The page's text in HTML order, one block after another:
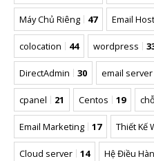
Máy Chủ Riêng 47 Email
colocation 44 wordpress
DirectAdmin 30 email server
cpanel 21 Centos 19
Email Marketing 17 Thiết Kế
Cloud server 14 Hệ Điều